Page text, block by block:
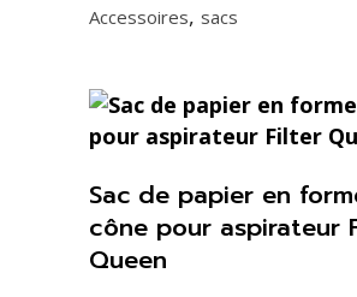
Accessoires, sacs
Sac de papier en
cône pour aspirateur
Queen